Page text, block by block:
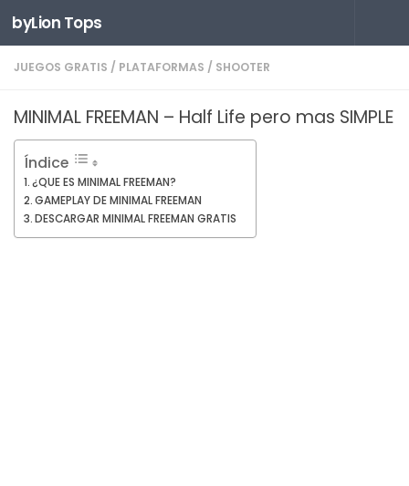
Saltar al contenido
byLion Tops
JUEGOS GRATIS / PLATAFORMAS / SHOOTER
MINIMAL FREEMAN – Half Life pero mas SIMPLE
Índice
¿QUE ES MINIMAL FREEMAN?
GAMEPLAY DE MINIMAL FREEMAN
DESCARGAR MINIMAL FREEMAN GRATIS